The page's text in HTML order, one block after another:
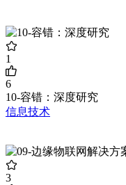
1
6
10-容错：深度研究
信息技术
3